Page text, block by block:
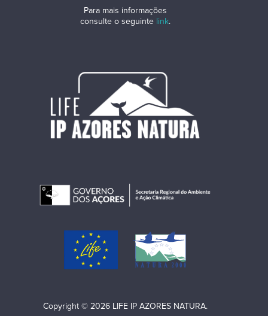
Copyright © 2026 LIFE IP AZORES NATURA.
Para mais informações
consulte o seguinte link.